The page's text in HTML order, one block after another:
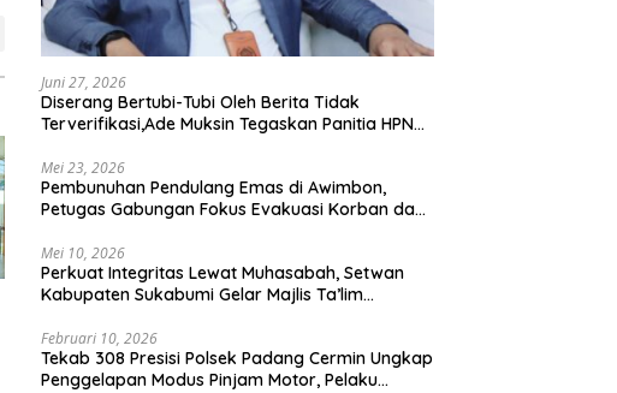
Juni 27, 2026
Diserang Bertubi-Tubi Oleh Berita Tidak
Terverifikasi,Ade Muksin Tegaskan Panitia HPN
Mei 23, 2026
Pembunuhan Pendulang Emas di Awimbon,
Petugas Gabungan Fokus Evakuasi Korban dan
Mei 10, 2026
Perkuat Integritas Lewat Muhasabah, Setwan
Kabupaten Sukabumi Gelar Majlis Ta’lim
Februari 10, 2026
Tekab 308 Presisi Polsek Padang Cermin Ungkap
Penggelapan Modus Pinjam Motor, Pelaku